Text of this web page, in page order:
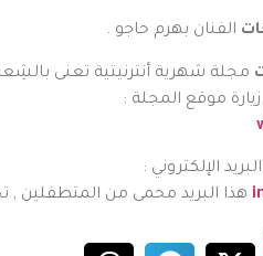
الفنان بهرم حاجو .
مجلة شهرية أنترنيتية تعنى
موقع المجلة :
الإلكتروني :
هذا البريد محمى من المتطفلين